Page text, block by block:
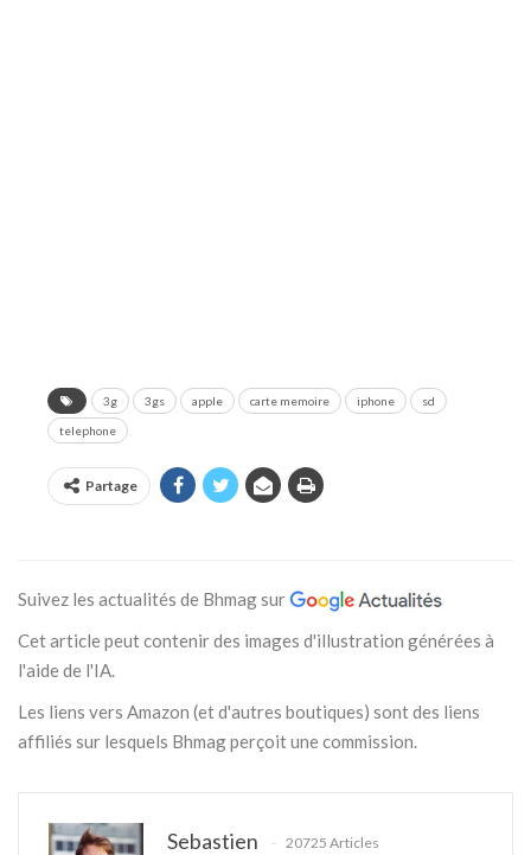
3g 3gs apple carte memoire iphone sd
telephone
Partage
Suivez les actualités de Bhmag sur
Cet article peut contenir des images d'illustration générées à
l'aide de l'IA.
Les liens vers Amazon (et d'autres boutiques) sont des liens
affiliés sur lesquels Bhmag perçoit une commission.
Sebastien 20725 Articles